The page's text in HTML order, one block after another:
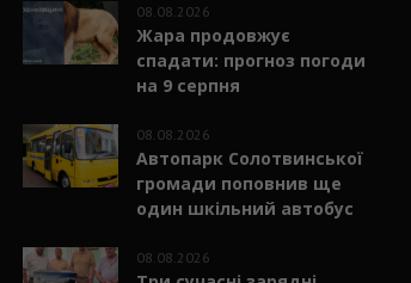
08.08.2026
Жара продовжує
спадати: прогноз погоди
на 9 серпня
08.08.2026
Автопарк Солотвинської
громади поповнив ще
один шкільний автобус
08.08.2026